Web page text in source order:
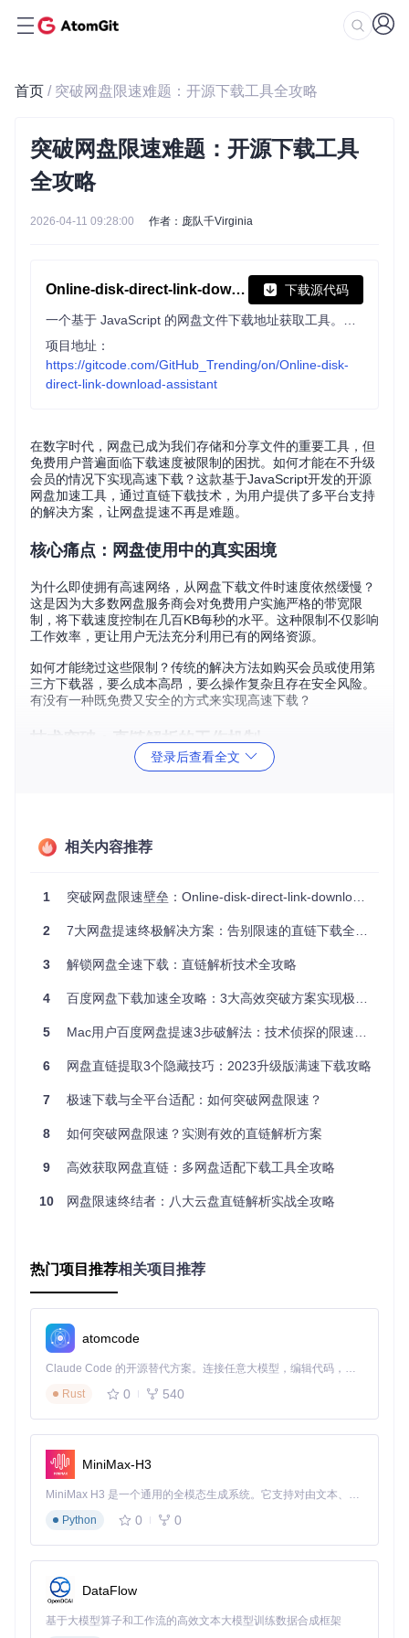
首页 / 突破网盘限速难题：开源下载工具全攻略
突破网盘限速难题：开源下载工具
全攻略
2026-04-11 09:28:00 作者：庞队千Virginia
Online-disk-direct-link-download-assistant 下载源代码
项目地址：
https://gitcode.com/GitHub_Trending/on/Online-disk-
direct-link-download-assistant
在数字时代，网盘已成为我们存储和分享文件的重要工具，但
免费用户普遍面临下载速度被限制的困扰。如何才能在不升级
会员的情况下实现高速下载？这款基于JavaScript开发的开源
网盘加速工具，通过直链下载技术，为用户提供了多平台支持
的解决方案，让网盘提速不再是难题。
核心痛点：网盘使用中的真实困境
为什么即使拥有高速网络，从网盘下载文件时速度依然缓慢？
这是因为大多数网盘服务商会对免费用户实施严格的带宽限
制，将下载速度控制在几百KB每秒的水平。这种限制不仅影响
工作效率，更让用户无法充分利用已有的网络资源。
如何才能绕过这些限制？传统的解决方法如购买会员或使用第
三方下载器，要么成本高昂，要么操作复杂且存在安全风险。
有没有一种既免费又安全的方式来实现高速下载？
技术突破：直链解析的工作机制
这款开源工具的核心在于其独特的直链解析技术。与传统下载
首先，通过智能分析网盘的API接口，工具能够提取出被隐藏
的直链地址。其次，采用多线程下载技术，充分利用用户的网
实战指南：从零开始使用工具
如何在自己的浏览器中安装并使用这款工具？以下是详细的步
第一步：安装脚本管理器
脚本管理器是运行用户脚本的必要工具。目前主流的选择有Ta
等主流浏览器。安装过程非常简单，只需在浏览器的扩展商店
使用以下命令克隆项目仓库到本地：
第三步：导入用户脚本
打开脚本管理器的控制面板
点击"创建新脚本"按钮
打开项目中的"（改）网盘直链下载助手.user.js"文件
将文件内容复制到脚本编辑器中
保存并启用脚本
脚本安装界面
第四步：验证安装效果
访问任意支持的网盘平台，检查页面上是否出现了"直链下
如果安装后无法正常使用，可以尝试以下解决方法：
确保脚本管理器已启用该脚本
清除浏览器缓存并重启浏览器
登录后查看全文
相关内容推荐
1 突破网盘限速壁垒：Online-disk-direct-link-download-assistant全攻略
2 7大网盘提速终极解决方案：告别限速的直链下载全攻略
3 解锁网盘全速下载：直链解析技术全攻略
4 百度网盘下载加速全攻略：3大高效突破方案实现极速体验
5 Mac用户百度网盘提速3步破解法：技术侦探的限速防火墙突破指南
6 网盘直链提取3个隐藏技巧：2023升级版满速下载攻略
7 极速下载与全平台适配：如何突破网盘限速？
8 如何突破网盘限速？实测有效的直链解析方案
9 高效获取网盘直链：多网盘适配下载工具全攻略
10 网盘限速终结者：八大云盘直链解析实战全攻略
热门项目推荐相关项目推荐
atomcode
Claude Code 的开源替代方案。连接任意大模型，编辑代码，运行命令，自动验证 — 全自动执行。用 Rust 构建，极致性能。 ｜ An open-source alternative to Claude Code. Connect any LLM, edit code, run commands, and verify changes — autonomously. Built in Rust for speed. Get Started
Rust
0 540
MiniMax-H3
MiniMax H3 是一个通用的全模态生成系统。它支持对由文本、图像、视频和音频组成的多模态上下文进行统一理解，并能生成分辨率高达 2K、时长可达 15 秒的带原生立体声音频的视频。得益于面向任务泛化的系统设计，H3 在预训练阶段就已具备广泛的多模态上下文理解与生成能力，能够出色地执行复杂的多模态指令。
Python
0 0
DataFlow
基于大模型算子和工作流的高效文本大模型训练数据合成框架